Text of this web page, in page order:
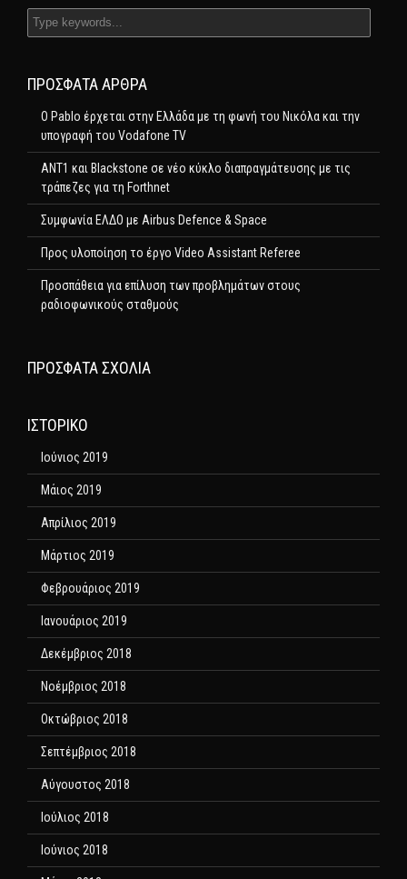
ΠΡΌΣΦΑΤΑ ΆΡΘΡΑ
Ο Pablo έρχεται στην Ελλάδα με τη φωνή του Νικόλα και την
υπογραφή του Vodafone TV
ΑΝΤ1 και Blackstone σε νέο κύκλο διαπραγμάτευσης με τις
τράπεζες για τη Forthnet
Συμφωνία ΕΛΔΟ με Airbus Defence & Space
Προς υλοποίηση το έργο Video Assistant Referee
Προσπάθεια για επίλυση των προβλημάτων στους
ραδιοφωνικούς σταθμούς
ΠΡΌΣΦΑΤΑ ΣΧΌΛΙΑ
ΙΣΤΟΡΙΚΌ
Ιούνιος 2019
Μάιος 2019
Απρίλιος 2019
Μάρτιος 2019
Φεβρουάριος 2019
Ιανουάριος 2019
Δεκέμβριος 2018
Νοέμβριος 2018
Οκτώβριος 2018
Σεπτέμβριος 2018
Αύγουστος 2018
Ιούλιος 2018
Ιούνιος 2018